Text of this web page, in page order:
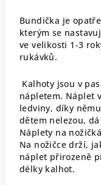
Bundička je
kterým se
ve velikosti 1-3
rukávků.
Kalhoty jsou v
nápletem. Náplet
ledviny, díky
dětem nelezou,
Náplety na
Na nožičce drží,
náplet přirozeně
délky kalhot.